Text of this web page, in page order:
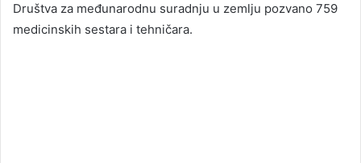
Društva za međunarodnu suradnju u zemlju pozvano 759
medicinskih sestara i tehničara.